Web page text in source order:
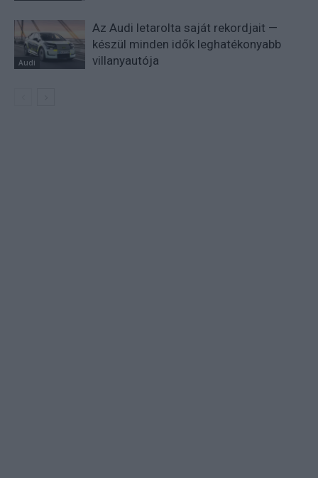
Audi
Az Audi letarolta saját rekordjait —
készül minden idők leghatékonyabb
villanyautója